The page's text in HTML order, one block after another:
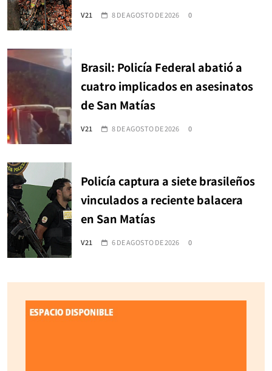
V21 8 DE AGOSTO DE 2026 0
Brasil: Policía Federal abatió a
cuatro implicados en asesinatos
de San Matías
V21 8 DE AGOSTO DE 2026 0
Policía captura a siete brasileños
vinculados a reciente balacera
en San Matías
V21 6 DE AGOSTO DE 2026 0